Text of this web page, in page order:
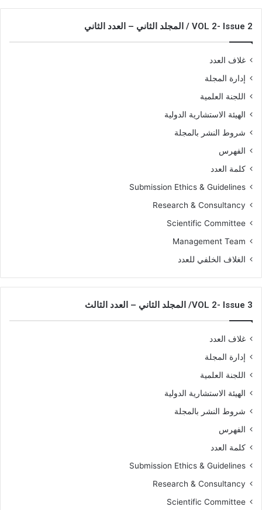
VOL 2- Issue 2 / المجلد الثاني – العدد الثاني
غلاف العدد
إدارة المجلة
اللجنة العلمية
الهيئة الاستشارية الدولية
شروط النشر بالمجلة
الفهرس
كلمة العدد
Submission Ethics & Guidelines
Research & Consultancy
Scientific Committee
Management Team
الغلاف الخلفي للعدد
VOL 2- Issue 3/ المجلد الثاني – العدد الثالث
غلاف العدد
إدارة المجلة
اللجنة العلمية
الهيئة الاستشارية الدولية
شروط النشر بالمجلة
الفهرس
كلمة العدد
Submission Ethics & Guidelines
Research & Consultancy
Scientific Committee